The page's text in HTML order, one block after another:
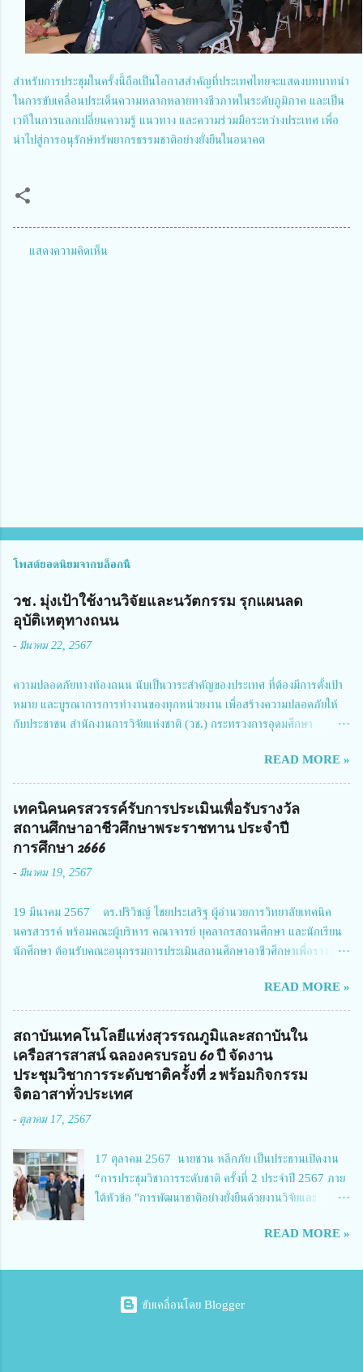
สำหรับการประชุมในครั้งนี้ถือเป็นโอกาสสำคัญที่ประเทศไทยจะแสดงบทบาทนำ
ในการขับเคลื่อนประเด็นความหลากหลายทางชีวภาพในระดับภูมิภาค และเป็น
เวทีในการแลกเปลี่ยนความรู้ แนวทาง และความร่วมมือระหว่างประเทศ เพื่อ
นำไปสู่การอนุรักษ์ทรัพยากรธรรมชาติอย่างยั่งยืนในอนาคต
แสดงความคิดเห็น
โพสต์ยอดนิยมจากบล็อกนี้
วช. มุ่งเป้าใช้งานวิจัยและนวัตกรรม รุกแผนลด
อุบัติเหตุทางถนน
- มีนาคม 22, 2567
ความปลอดภัยทางท้องถนน นับเป็นวาระสำคัญของประเทศ ที่ต้องมีการตั้งเป้า
หมาย และบูรณาการการทำงานของทุกหน่วยงาน เพื่อสร้างความปลอดภัยให้
กับประชาชน สำนักงานการวิจัยแห่งชาติ (วช.) กระทรวงการอุดมศึกษา
สมาคมวิศวกรรมชีวการแพทย์ไทย จัดการประชุมเผยแพร่ผลการดำเนินงาน
โครงการการวิจัยเชิงปฏิบัติการโดยบูรณาการทุกภาคส่วน เพื่อลดอุบัติเหตุและ
การเสียชีวิตให้สอดคล้องกับเป้าหมายแผนแม่บทฉบับที่ 5 ในวันที่ 22 มีนาคม
2567 โดยมี ดร.วิภารัตน์ ดีอ่อง ผู้อำนวยการสำนักงานการวิจัยแห่งชาติ เป็น
ประธานในพิธีเปิดพร้อมให้นโยบายการผลักดันงานวิจัยเพื่อความปลอดภัยทาง
การประชุมในครั้งนี้ นางสาวสตตกมล เกียรติพานิช ผู้อำนวยการกองบริหารทุน
Richmond Stylish Convention Hotel จังหวัดนนทบุรี ดร.วิภารัตน์ ดีอ่อง
ผู้อำนวยการสำนักงานการวิจัยแห่งชาติ กล่าวว่า วช. ในฐานะหน่วยงานบริหาร
จัดการทุนวิจัยและนวัตกรรมได้เล็งเห็นถึงความสำคัญของกา...
READ MORE »
เทคนิคนครสวรรค์รับการประเมินเพื่อรับรางวัล
สถานศึกษาอาชีวศึกษาพระราชทาน ประจำปี
การศึกษา 2666
- มีนาคม 19, 2567
19 มีนาคม 2567 ดร.ปริวิชญ์ ไชยประเสริฐ ผู้อำนวยการวิทยาลัยเทคนิค
นครสวรรค์ พร้อมคณะผู้บริหาร คณาจารย์ บุคลากรสถานศึกษา และนักเรียน
นักศึกษา ต้อนรับคณะอนุกรรมการประเมินสถานศึกษาอาชีวศึกษาเพื่อรางวัล
นายจักรภพ เนวะมาตย์ ผู้อำนวยการวิทยาลัยเทคนิคตาก ประธานคณะอนุกร
รมการฯ 1.นายวณิชา คณะใน ผู้ทรงคุณวุฒิ 2.นายภัทธาวุธ โพธา ผู้อำนวย
การวิทยาลัยสารพัดช่างกำแพงเพชร 3.นางสาวหัตถาภรณ์ เสาร์เรือน ผู้อำนวย
การวิทยาลัยการอาชีพบ้านตาก 4.นางเพ็ญศรี ขุนทอง ผู้อำนวยการวิทยาลัย
การอาชีพรัตนประสิทธิ์วิทย์ 5.นายธเนศ คงวังทอง ผู้อำนวยการวิทยาลัย
เกษตรและเทคโนโลยีพิจิตร 6.นายชัยณรงค์ คชมาตย์ ผู้อำนวยการวิทยาลัย
8.นายณัฐกฤต ภูทวี รองผู้อำนวยการวิทยาลัยเทคนิคตาก นายจักรภพ กล่าว
ยาวนาน มีบุคลากร นักเรียน นักศึกษาจำนวนมาก ต้องการควา...
READ MORE »
สถาบันเทคโนโลยีแห่งสุวรรณภูมิและสถาบันใน
เครือสารสาสน์ ฉลองครบรอบ 60 ปี จัดงาน
ประชุมวิชาการระดับชาติครั้งที่ 2 พร้อมกิจกรรม
จิตอาสาทั่วประเทศ
- ตุลาคม 17, 2567
17 ตุลาคม 2567 นายชวน หลีกภัย เป็นประธานเปิดงาน
“การประชุมวิชาการระดับชาติ ครั้งที่ 2 ประจำปี 2567 ภาย
ใต้หัวข้อ "การพัฒนาชาติอย่างยั่งยืนด้วยงานวิจัยและ
Technology National Conference 2024: 'Towards
ชาติอยางยั่งยืนด้วยงานวิจัยและนวัตกรรม" และ นางสาวศิริ
นทร์พร เดียวตระกูล ผู้เชี่ยวชาญด้านระบบวิจัย ผู้อำนวย
READ MORE »
ขับเคลื่อนโดย Blogger